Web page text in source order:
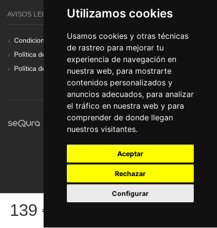
Utilizamos cookies
Usamos cookies y otras técnicas
de rastreo para mejorar tu
experiencia de navegación en
nuestra web, para mostrarte
contenidos personalizados y
anuncios adecuados, para analizar
el tráfico en nuestra web y para
comprender de donde llegan
nuestros visitantes.
Aceptar
Rechazar
Configurar
139 €
AVISOS LEGALES
Condiciones Generales
Política de Cookies
Política de Privacidad
© Pronorte Sonido SL. Todos los derechos reservados.